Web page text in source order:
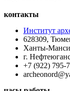
контакты
Институт
628309,
Ханты-
г.
+7 (922) 795-